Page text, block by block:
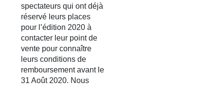
spectateurs qui ont déjà
réservé leurs places
pour l’édition 2020 à
contacter leur point de
vente pour connaître
leurs conditions de
remboursement avant le
31 Août 2020. Nous